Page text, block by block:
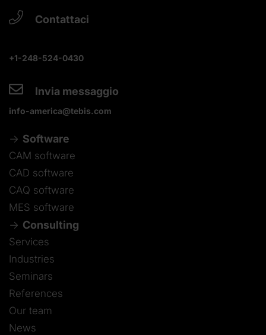
Contattaci
+1-248-524-0430
Invia messaggio
info-america@tebis.com
Software
CAM software
CAD software
CAQ software
MES software
Consulting
Services
Industries
Seminars
References
Our team
News